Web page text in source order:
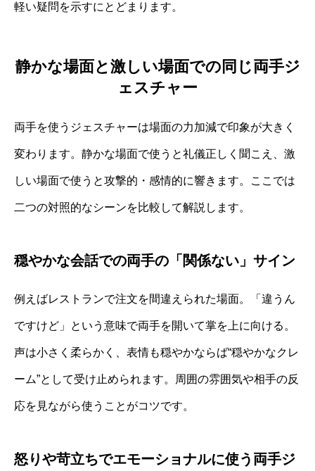
軽い疑問を示すにとどまります。
静かな場面と激しい場面での同じ両手ジ
ェスチャー
両手を使うジェスチャーは場面の力加減で印象が大きく
変わります。静かな場面で使うと礼儀正しく聞こえ、激
しい場面で使うと攻撃的・感情的に響きます。ここでは
二つの対照的なシーンを比較して解説します。
穏やかな会話での両手の「関係ない」サイン
例えばレストランで注文を間違えられた場面。「違うん
ですけど」という意味で両手を開いて掌を上に向ける。
声は小さく柔らかく、表情も穏やかならば“穏やかなクレ
ーム”として受け止められます。周囲の雰囲気や相手の反
応を見ながら使うことがコツです。
怒りや苛立ちでエモーショナルに使う両手ジ